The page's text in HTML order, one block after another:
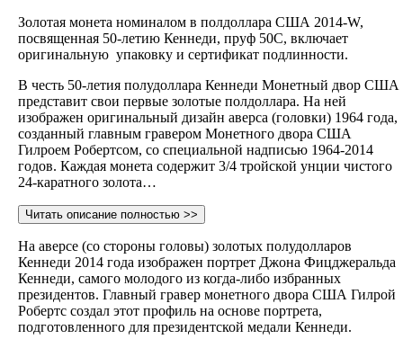
Золотая монета номиналом в полдоллара США 2014-W,
посвященная 50-летию Кеннеди, пруф 50C, включает
оригинальную упаковку и сертификат подлинности.
В честь 50-летия полудоллара Кеннеди Монетный двор США
представит свои первые золотые полдоллара. На ней
изображен оригинальный дизайн аверса (головки) 1964 года,
созданный главным гравером Монетного двора США
Гилроем Робертсом, со специальной надписью 1964-2014
годов. Каждая монета содержит 3/4 тройской унции чистого
24-каратного золота…
Читать описание полностью >>
На аверсе (со стороны головы) золотых полудолларов
Кеннеди 2014 года изображен портрет Джона Фицджеральда
Кеннеди, самого молодого из когда-либо избранных
президентов. Главный гравер монетного двора США Гилрой
Робертс создал этот профиль на основе портрета,
подготовленного для президентской медали Кеннеди.